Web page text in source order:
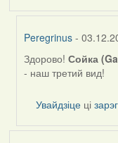
Peregrinus -
In
reply
Здорово!Сойка
- наш третий вид!
Увайдзіце ці